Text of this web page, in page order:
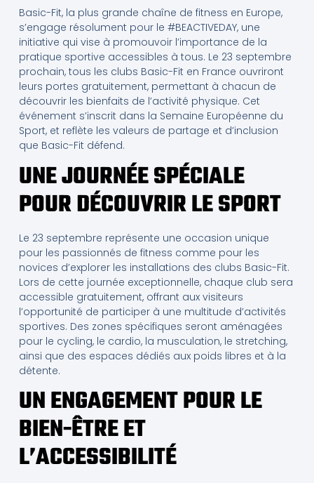
Basic-Fit, la plus grande chaîne de fitness en Europe,
s’engage résolument pour le #BEACTIVEDAY, une
initiative qui vise à promouvoir l’importance de la
pratique sportive accessibles à tous. Le 23 septembre
prochain, tous les clubs Basic-Fit en France ouvriront
leurs portes gratuitement, permettant à chacun de
découvrir les bienfaits de l’activité physique. Cet
événement s’inscrit dans la Semaine Européenne du
Sport, et reflète les valeurs de partage et d’inclusion
que Basic-Fit défend.
UNE JOURNÉE SPÉCIALE
POUR DÉCOUVRIR LE SPORT
Le 23 septembre représente une occasion unique
pour les passionnés de fitness comme pour les
novices d’explorer les installations des clubs Basic-Fit.
Lors de cette journée exceptionnelle, chaque club sera
accessible gratuitement, offrant aux visiteurs
l’opportunité de participer à une multitude d’activités
sportives. Des zones spécifiques seront aménagées
pour le cycling, le cardio, la musculation, le stretching,
ainsi que des espaces dédiés aux poids libres et à la
détente.
UN ENGAGEMENT POUR LE
BIEN-ÊTRE ET
L’ACCESSIBILITÉ